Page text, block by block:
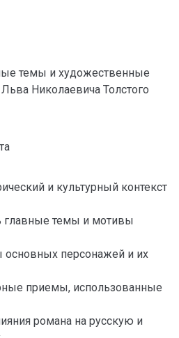
темы и художественные
Николаевича Толстого
и культурный контекст
главные темы и мотивы
основных персонажей и их
приемы, использованные
романа на русскую и